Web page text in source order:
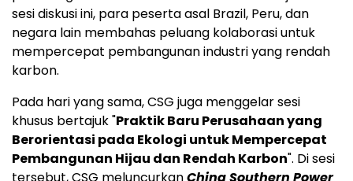
sesi diskusi ini, para peserta asal Brazil, Peru, dan
negara lain membahas peluang kolaborasi untuk
mempercepat pembangunan industri yang rendah
karbon.
Pada hari yang sama, CSG juga menggelar sesi
khusus bertajuk "Praktik Baru Perusahaan yang
Berorientasi pada Ekologi untuk Mempercepat
Pembangunan Hijau dan Rendah Karbon". Di sesi
tersebut, CSG meluncurkanChina Southern Power